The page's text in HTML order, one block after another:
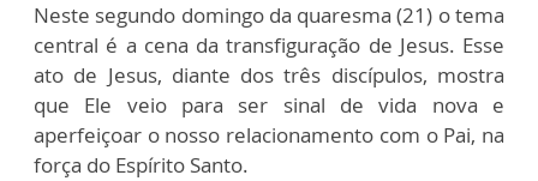
Neste segundo domingo da quaresma (21) o tema
central é a cena da transfiguração de Jesus. Esse
ato de Jesus, diante dos três discípulos, mostra
que Ele veio para ser sinal de vida nova e
aperfeiçoar o nosso relacionamento com o Pai, na
força do Espírito Santo.